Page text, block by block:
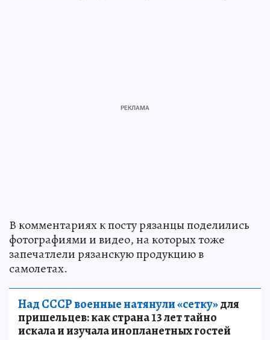
В комментариях к посту рязанцы поделились
фотографиями и видео, на которых тоже
запечатлели рязанскую продукцию в
самолетах.
Над СССР военные натянули «сетку»для
пришельцев: как страна 13 лет тайно
искала и изучала инопланетных гостей